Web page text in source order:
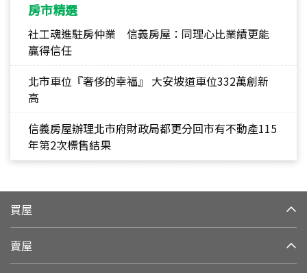
房市精選
社工魂進駐房仲業 信義房屋：同理心比業績更能
贏得信任
北市車位『奢侈的幸福』 大安坡道車位332萬創新
高
信義房屋辦理北市府財政局都更分回市有不動產115
年第2次標售結果
買屋
賣屋